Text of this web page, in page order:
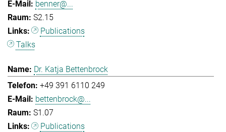
benner@...
S2.15
Publications
Talks
Dr. Katja Bettenbrock
+49 391 6110 249
bettenbrock@...
S1.07
Publications